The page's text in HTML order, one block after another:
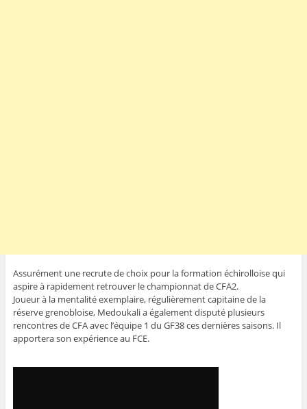
Assurément une recrute de choix pour la formation échirolloise qui
aspire à rapidement retrouver le championnat de CFA2.
Joueur à la mentalité exemplaire, régulièrement capitaine de la
réserve grenobloise, Medoukali a également disputé plusieurs
rencontres de CFA avec l’équipe 1 du GF38 ces dernières saisons. Il
apportera son expérience au FCE.